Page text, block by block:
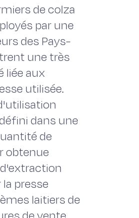
de colza
par une
des Pays-
une très
liée aux
utilisée.
dans une
de
obtenue
presse
laitiers de